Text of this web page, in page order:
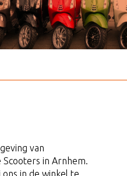
van
in Arnhem.
in de winkel te